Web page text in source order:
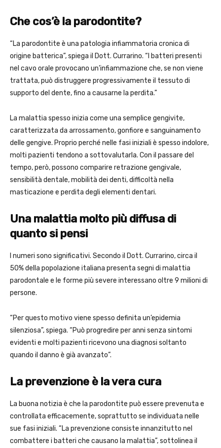
Che cos’è la parodontite?
“La parodontite è una patologia infiammatoria cronica di
origine batterica”, spiega il Dott. Currarino. “I batteri presenti
nel cavo orale provocano un’infiammazione che, se non viene
trattata, può distruggere progressivamente il tessuto di
supporto del dente, fino a causarne la perdita.”
La malattia spesso inizia come una semplice gengivite,
caratterizzata da arrossamento, gonfiore e sanguinamento
delle gengive. Proprio perché nelle fasi iniziali è spesso indolore,
molti pazienti tendono a sottovalutarla. Con il passare del
tempo, però, possono comparire retrazione gengivale,
sensibilità dentale, mobilità dei denti, difficoltà nella
masticazione e perdita degli elementi dentari.
Una malattia molto più diffusa di
quanto si pensi
I numeri sono significativi. Secondo il Dott. Currarino, circa il
50% della popolazione italiana presenta segni di malattia
parodontale e le forme più severe interessano oltre 9 milioni di
persone.
“Per questo motivo viene spesso definita un’epidemia
silenziosa”, spiega. “Può progredire per anni senza sintomi
evidenti e molti pazienti ricevono una diagnosi soltanto
quando il danno è già avanzato”.
La prevenzione è la vera cura
La buona notizia è che la parodontite può essere prevenuta e
controllata efficacemente, soprattutto se individuata nelle
sue fasi iniziali. “La prevenzione consiste innanzitutto nel
combattere i batteri che causano la malattia”, sottolinea il